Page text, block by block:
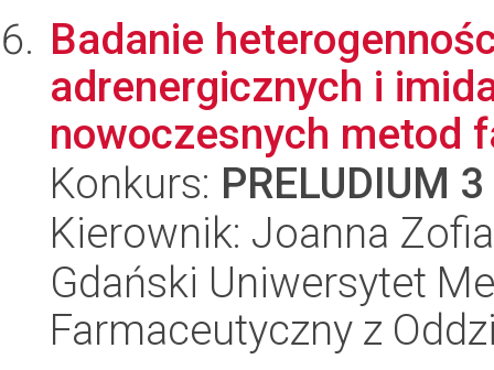
Badanie
adrenergicznych i
nowoczesnych metod
Konkurs: PRELUDIUM 3
Kierownik: Joanna
Gdański Uniwersytet
Farmaceutyczny z